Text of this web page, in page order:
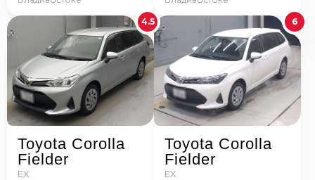
4.5
Toyota Corolla
Fielder
EX
6
Toyota Corolla
Fielder
EX